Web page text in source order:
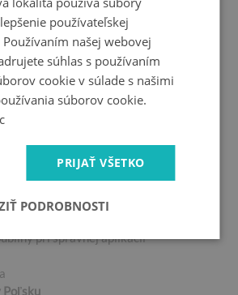
cm
produktu:
nálepka
pri správnej aplikácii
Poľsku
používateľskej
Používaním našej webovej
súhlas s používaním
cookie v súlade s našimi
súborov cookie.
PRIJAŤ VŠETKO
PODROBNOSTI